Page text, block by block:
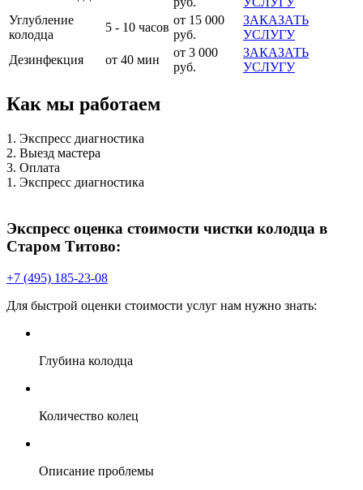
Углубление
колодца
5 - 10 часов
от 15 000
руб.
ЗАКАЗАТЬ
УСЛУГУ
Дезинфекция
от 40 мин
от 3 000
руб.
ЗАКАЗАТЬ
УСЛУГУ
Как мы работаем
1. Экспресс диагностика
2. Выезд мастера
3. Оплата
1. Экспресс диагностика
Экспресс оценка стоимости чистки колодца в
Старом Титово:
+7 (495) 185-23-08
Для быстрой оценки стоимости услуг нам нужно знать:
Глубина колодца
Количество колец
Описание проблемы